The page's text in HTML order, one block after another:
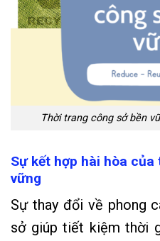
Thời trang công sở bền
Sự kết hợp hài hòa
vững
Sự thay đổi về phong
sở giúp tiết kiệm thời